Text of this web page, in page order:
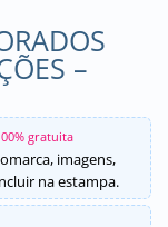
–
gratuita
imagens,
na estampa.